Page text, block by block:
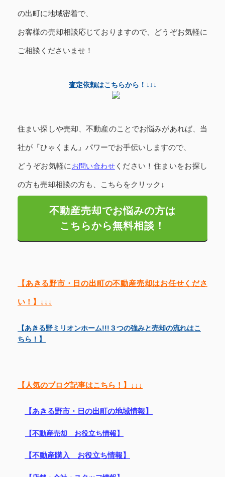
の出町に地域密着で、
お客様の売却相談応じておりますので、どうぞお気軽に
ご相談くださいませ！
査定依頼はこちらから！↓↓↓
住まい探しや売却、不動産のことでお悩みがあれば、当
社が『ひゃくまん』パワーでお手伝いしますので、
どうぞお気軽に お問い合わせください！ 住まいをお探し
の方も売却相談の方も、こちらをクリック↓
不動産売却でお悩みの方は
こちらから無料相談！
【あきる野市・日の出町の不動産売却はお任せくださ
い！】↓↓↓
【あきる野ミリオンホーム!!!３つの強みと売却の流れはこ
ちら！】
【人気のブログ記事はこちら！】↓↓↓
【あきる野市・日の出町の地域情報】
【不動産売却 お役立ち情報】
【不動産購入 お役立ち情報】